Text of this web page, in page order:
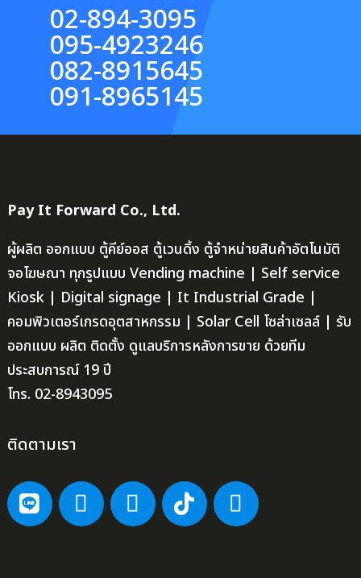
02-894-3095
095-4923246
082-8915645
091-8965145
Pay It Forward Co., Ltd.
ผู้ผลิต ออกแบบ ตู้คีย์ออส ตู้เวนดิ้ง ตู้จำหน่ายสินค้าอัตโนมัติ
จอโฆษณา ทุกรูปแบบ Vending machine | Self service
Kiosk | Digital signage | It Industrial Grade |
คอมพิวเตอร์เกรดอุตสาหกรรม | Solar Cell โซล่าเซลล์ | รับ
ออกแบบ ผลิต ติดตั้ง ดูแลบริการหลังการขาย ด้วยทีม
ประสบการณ์ 19 ปี
โทร. 02-8943095
ติดตามเรา